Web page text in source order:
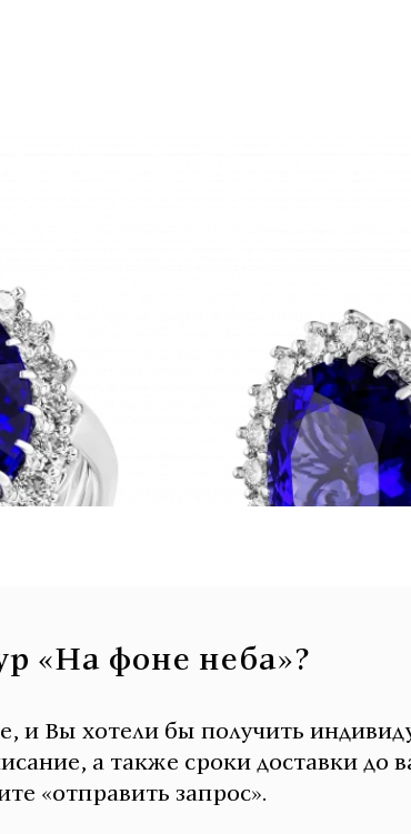
«На фоне неба»?
и Вы хотели бы получить
а также сроки доставки до
«отправить запрос».